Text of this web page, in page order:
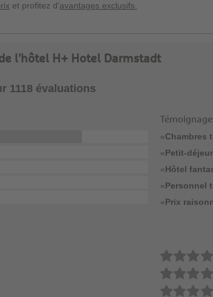
et profitez d’avantages exclusifs.
l'hôtel H+ Hotel Darmstadt
1118 évaluations
«Chambres
«Petit-
«Hôtel
«Personnel
«Prix